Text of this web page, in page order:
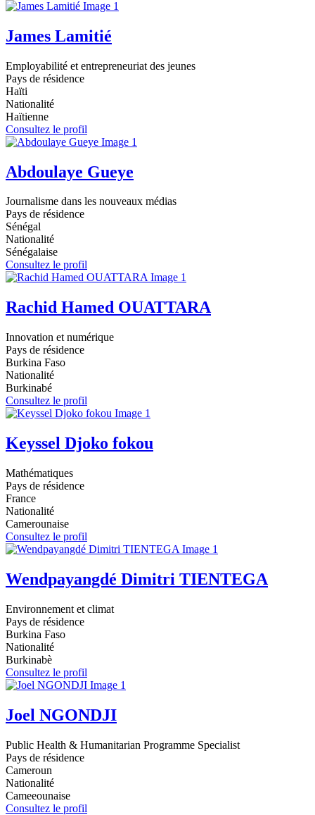
James Lamitié
Employabilité et entrepreneuriat des jeunes
Pays de résidence
Haïti
Nationalité
Haïtienne
Consultez le profil
Abdoulaye Gueye
Journalisme dans les nouveaux médias
Pays de résidence
Sénégal
Nationalité
Sénégalaise
Consultez le profil
Rachid Hamed OUATTARA
Innovation et numérique
Pays de résidence
Burkina Faso
Nationalité
Burkinabé
Consultez le profil
Keyssel Djoko fokou
Mathématiques
Pays de résidence
France
Nationalité
Camerounaise
Consultez le profil
Wendpayangdé Dimitri TIENTEGA
Environnement et climat
Pays de résidence
Burkina Faso
Nationalité
Burkinabè
Consultez le profil
Joel NGONDJI
Public Health & Humanitarian Programme Specialist
Pays de résidence
Cameroun
Nationalité
Cameeounaise
Consultez le profil